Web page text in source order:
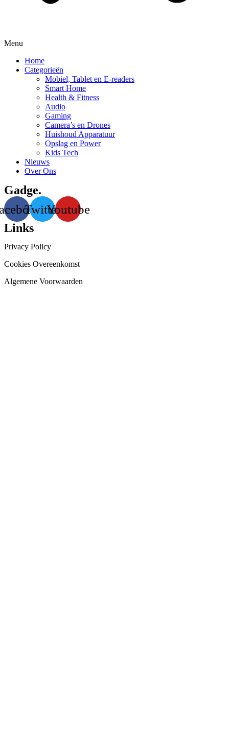
Menu
Home
Categorieën
Mobiel, Tablet en E-readers
Smart Home
Health & Fitness
Audio
Gaming
Camera’s en Drones
Huishoud Apparatuur
Opslag en Power
Kids Tech
Nieuws
Over Ons
Gadge.
TwitterYoutube
Links
Privacy Policy
Cookies Overeenkomst
Algemene Voorwaarden